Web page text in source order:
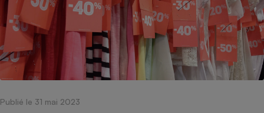
Publié le 31 mai 2023
Sécurité - Hygiène
Assurance
Banque - Crédit
Epargne - Fiscalité
Circulation routière
Contrôle technique -
Pièce détachée
Moto
Comparatif
Comparatif plaque à
Comparatif casque audio
Comparatif barre de son
Crédit immobilier
Comparatif tondeuse
Comparatif poêle à
Maison de retraite
Choisir son fioul
Choisir son pellet
Comparateur assurance emprunteur
Energie Moins Chère Ensemble